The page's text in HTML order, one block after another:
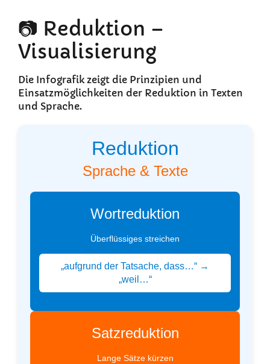
📷 Reduktion –
Visualisierung
Die Infografik zeigt die Prinzipien und
Einsatzmöglichkeiten der Reduktion in Texten
und Sprache.
Reduktion
Sprache & Texte
Wortreduktion
Überflüssiges streichen
„aufgrund der Tatsache, dass…“ →
„weil…“
Satzreduktion
Lange Sätze kürzen